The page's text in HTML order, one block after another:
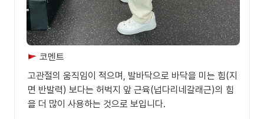
코멘트
고관절의 움직임이 적으며, 발바닥으로 바닥을 미는 힘(지
면 반발력) 보다는 허벅지 앞 근육(넙다리네갈래근)의 힘
을 더 많이 사용하는 것으로 보입니다.